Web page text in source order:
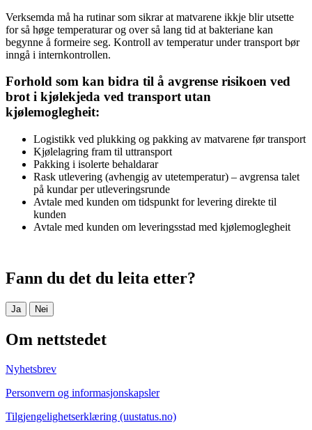
Verksemda må ha rutinar som sikrar at matvarene ikkje blir utsette
for så høge temperaturar og over så lang tid at bakteriane kan
begynne å formeire seg. Kontroll av temperatur under transport bør
inngå i internkontrollen.
Forhold som kan bidra til å avgrense risikoen ved
brot i kjølekjeda ved transport utan
kjølemoglegheit:
Logistikk ved plukking og pakking av matvarene før transport
Kjølelagring fram til uttransport
Pakking i isolerte behaldarar
Rask utlevering (avhengig av utetemperatur) – avgrensa talet
på kundar per utleveringsrunde
Avtale med kunden om tidspunkt for levering direkte til
kunden
Avtale med kunden om leveringsstad med kjølemoglegheit
Fann du det du leita etter?
Ja Nei
Om nettstedet
Nyhetsbrev
Personvern og informasjonskapsler
Tilgjengelighetserklæring (uustatus.no)